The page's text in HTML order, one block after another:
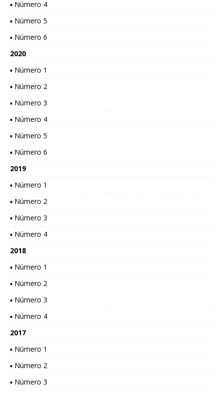
▪ Número 4
▪ Número 5
▪ Número 6
2020
▪ Número 1
▪ Número 2
▪ Número 3
▪ Número 4
▪ Número 5
▪ Número 6
2019
▪ Número 1
▪ Número 2
▪ Número 3
▪ Número 4
2018
▪ Número 1
▪ Número 2
▪ Número 3
▪ Número 4
2017
▪ Número 1
▪ Número 2
▪ Número 3